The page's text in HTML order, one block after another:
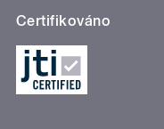
Certifikováno